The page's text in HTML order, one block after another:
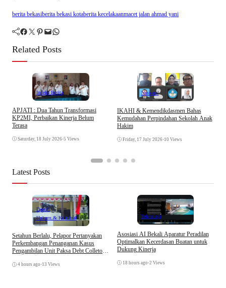
berita bekasiberita bekasi kotaberita kecelakaanmacet jalan ahmad yani
Facebook Twitter Pinterest Mail WhatsApp
Related Posts
Indeks Berita
APJATI : Dua Tahun Transformasi
KP2MI, Perbaikan Kinerja Belum
Terasa
Saturday, 18 July 2026•5 Views
Nasional
IKAHI & Kemendikdasmen Bahas
Kemudahan Perpindahan Sekolah Anak
Hakim
Friday, 17 July 2026•10 Views
Latest Posts
Daerah
Hukum & Kriminal
Setahun Berlalu, Pelapor Pertanyakan
Perkembangan Penanganan Kasus
Pengambilan Unit Paksa Debt Colletor
4 hours ago •13 Views
Teknologi
Asosiasi AI Bekali Aparatur Peradilan
Optimalkan Kecerdasan Buatan untuk
Dukung Kinerja
18 hours ago •2 Views